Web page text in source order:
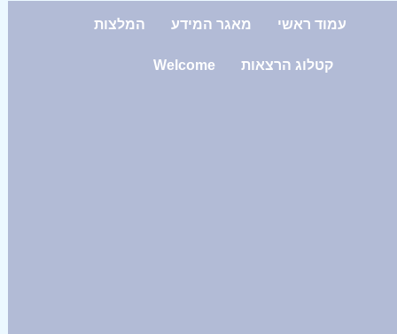
עמוד ראשי מאגר המידע המלצות
קטלוג הרצאות Welcome